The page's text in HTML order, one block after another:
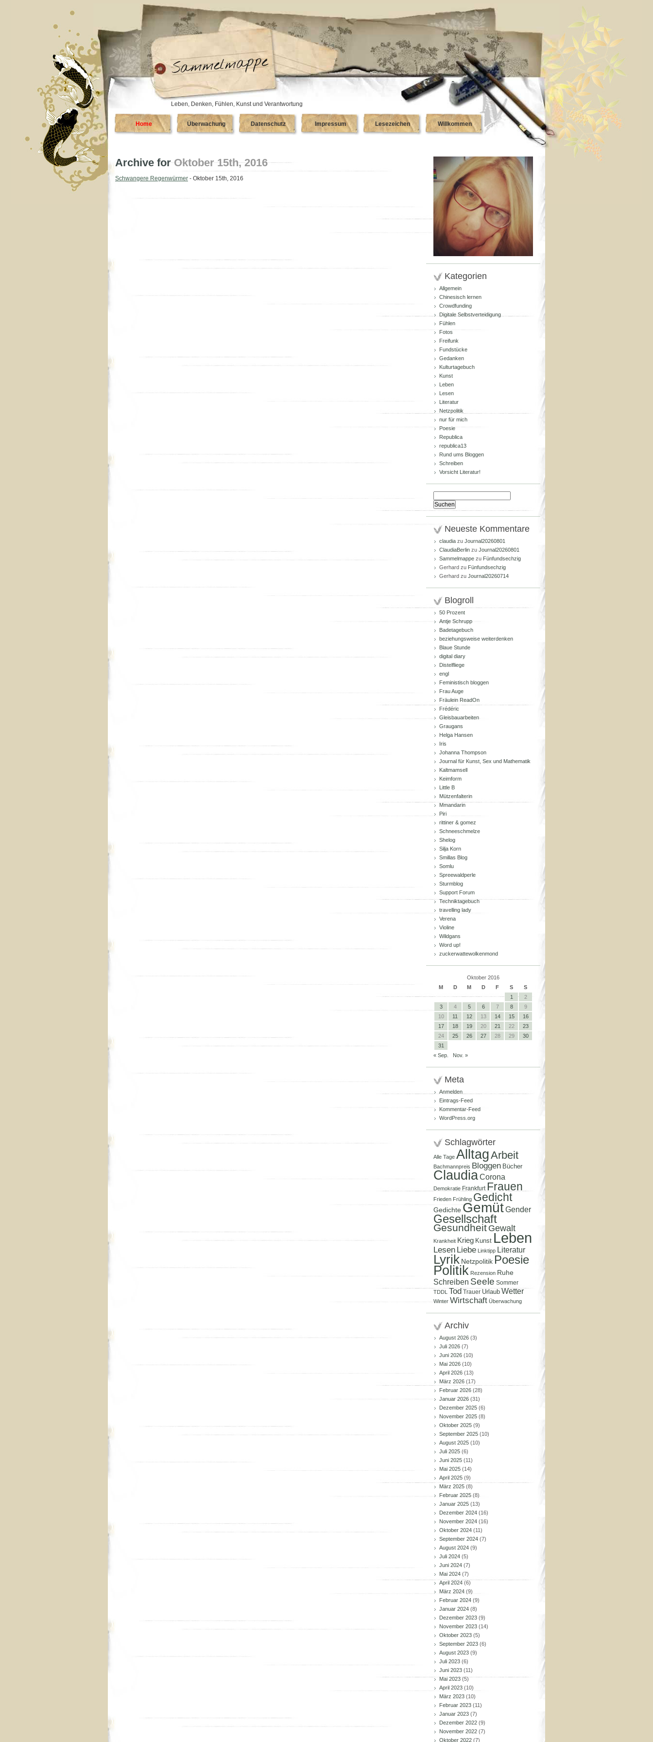
Leben, Denken, Fühlen, Kunst und Verantwortung
Home Überwachung Datenschutz Impressum Lesezeichen Willkommen
Archive for Oktober 15th, 2016
Schwangere Regenwürmer - Oktober 15th, 2016
Kategorien
Allgemein
Chinesisch lernen
Crowdfunding
Digitale Selbstverteidigung
Fühlen
Fotos
Freifunk
Fundstücke
Gedanken
Kulturtagebuch
Kunst
Leben
Lesen
Literatur
Netzpolitik
nur für mich
Poesie
Republica
republica13
Rund ums Bloggen
Schreiben
Vorsicht Literatur!
nach:
Neueste Kommentare
claudia zu Journal20260801
ClaudiaBerlin zu Journal20260801
Sammelmappe zu Fünfundsechzig
Gerhard zu Fünfundsechzig
Gerhard zu Journal20260714
Blogroll
50 Prozent
Antje Schrupp
Badetagebuch
beziehungsweise weiterdenken
Blaue Stunde
digital diary
Distelfliege
engl
Feministisch bloggen
Frau Auge
Fräulein ReadOn
Frédéric
Gleisbauarbeiten
Graugans
Helga Hansen
Iris
Johanna Thompson
Journal für Kunst, Sex und Mathematik
Kaltmamsell
Keimform
Little B
Mützenfalterin
Mmandarin
Piri
rittiner & gomez
Schneeschmelze
Shelog
Silja Korn
Smillas Blog
Somlu
Spreewaldperle
Sturmblog
Support Forum
Techniktagebuch
travelling lady
Verena
Violine
Wildgans
Word up!
zuckerwattewolkenmond
Oktober 2016
M
D M D F S
S
1
2
3
4 5 6 7 8
9
10
11 12 13 14 15
16
17
18 19 20 21 22
23
24
25 26 27 28 29
30
31
« Sep.
Nov. »
Meta
Anmelden
Eintrags-Feed
Kommentar-Feed
WordPress.org
Schlagwörter
Alle Tage AlltagArbeit
Bachmannpreis Bloggen Bücher
ClaudiaCorona
Demokratie Frankfurt Frauen
Frieden Frühling Gedicht
Gedichte GemütGender
Gesellschaft
Gesundheit Gewalt
Krankheit Krieg Kunst Leben
Lesen Liebe Linktipp Literatur
Lyrik Netzpolitik Poesie
Politik Rezension Ruhe
Schreiben Seele Sommer
TDDL Tod Trauer Urlaub Wetter
Winter Wirtschaft Überwachung
Archiv
August 2026 (3)
Juli 2026 (7)
Juni 2026 (10)
Mai 2026 (10)
April 2026 (13)
März 2026 (17)
Februar 2026 (28)
Januar 2026 (31)
Dezember 2025 (6)
November 2025 (8)
Oktober 2025 (9)
September 2025 (10)
August 2025 (10)
Juli 2025 (6)
Juni 2025 (11)
Mai 2025 (14)
April 2025 (9)
März 2025 (8)
Februar 2025 (8)
Januar 2025 (13)
Dezember 2024 (16)
November 2024 (16)
Oktober 2024 (11)
September 2024 (7)
August 2024 (9)
Juli 2024 (5)
Juni 2024 (7)
Mai 2024 (7)
April 2024 (6)
März 2024 (9)
Februar 2024 (9)
Januar 2024 (8)
Dezember 2023 (9)
November 2023 (14)
Oktober 2023 (5)
September 2023 (6)
August 2023 (9)
Juli 2023 (6)
Juni 2023 (11)
Mai 2023(5)
April 2023 (10)
März 2023 (10)
Februar 2023 (11)
Januar 2023 (7)
Dezember 2022 (9)
November 2022 (7)
Oktober 2022 (7)